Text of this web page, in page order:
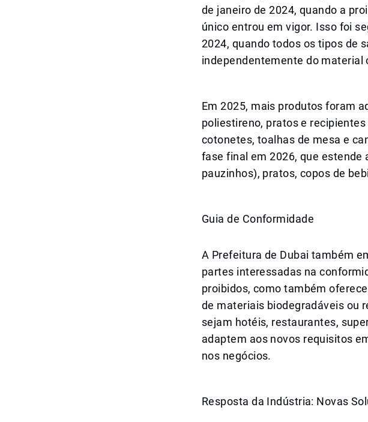
de janeiro de 2024, quando a
único entrou em vigor. Isso foi
2024, quando todos os tipos de
independentemente do material
Em 2025, mais produtos foram
poliestireno, pratos e
cotonetes, toalhas de mesa e
fase final em 2026, que
pauzinhos), pratos, copos de
Guia de Conformidade
A Prefeitura de Dubai também
partes interessadas na
proibidos, como também
de materiais biodegradáveis ou
sejam hotéis, restaurantes,
adaptem aos novos requisitos
nos negócios.
Resposta da Indústria: Novas